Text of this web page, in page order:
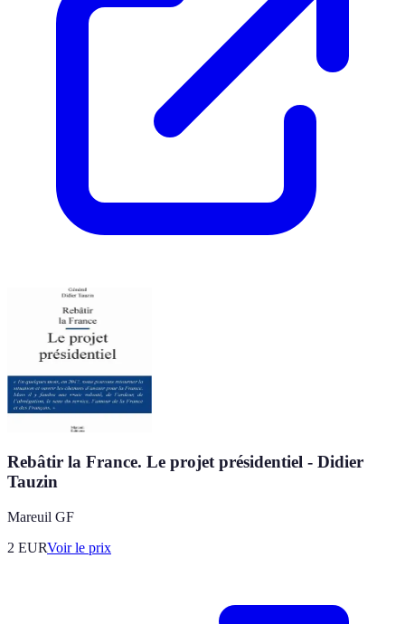
Rebâtir la France. Le projet présidentiel - Didier
Tauzin
Mareuil GF
2 EURVoir le prix